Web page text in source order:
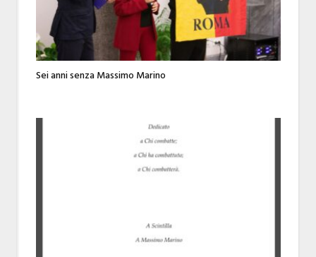
Sei anni senza Massimo Marino